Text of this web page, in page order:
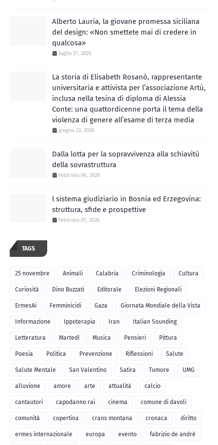
Alberto Lauria, la giovane promessa siciliana
del design: «Non smettete mai di credere in
qualcosa»
luglio 27, 2026
La storia di Elisabeth Rosanò, rappresentante
universitaria e attivista per l’associazione Artù,
inclusa nella tesina di diploma di Alessia
Conte: una quattordicenne porta il tema della
violenza di genere all’esame di terza media
giugno 23, 2026
Dalla lotta per la sopravvivenza alla schiavitù
della sovrastruttura
febbraio 06, 2026
l sistema giudiziario in Bosnia ed Erzegovina:
struttura, sfide e prospettive
febbraio 07, 2026
TAGS
25 novembre Animali Calabria Criminologia Cultura
Curiosità Dino Buzzati Editorale Elezioni Regionali
ErmesAi Femminicidi Gaza Giornata Mondiale della Vista
Informazione Ippoterapia Iran Italian Sounding
Letteratura Martedì Musica Pensieri Pittura
Poesia Politica Prevenzione Riflessioni Salute
Salute Mentale San Valentino Satira Tumore UMG
alluvione amore arte attualità calcio
cantautori capodanno rai cinema comune di davoli
comunità copertina crans montana cronaca diritto
ermes internazionale europa evento fabrizio de andrè